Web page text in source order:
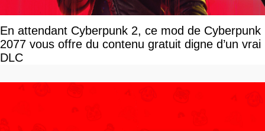
En attendant Cyberpunk 2, ce mod de Cyberpunk
2077 vous offre du contenu gratuit digne d’un vrai
DLC